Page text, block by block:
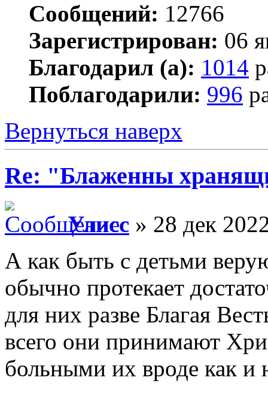
Сообщений: 12766
Зарегистрирован: 06
Благодарил (а): 1014
Поблагодарили: 996
Вернуться наверх
Re: "Блаженны
Улисс » 28 дек
А как быть с детьми
обычно протекает
для них разве Благая
всего они принимают
больными их вроде как и